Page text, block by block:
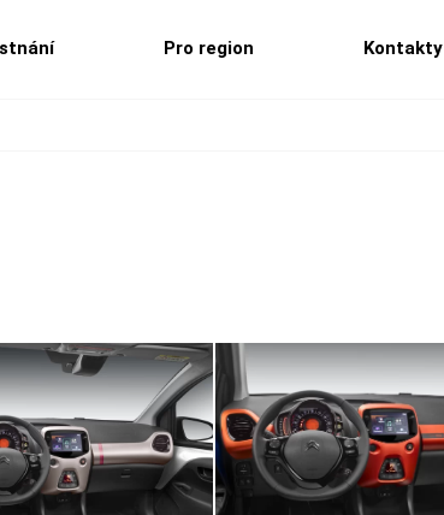
Pro region Kontakty